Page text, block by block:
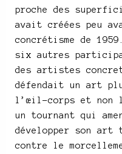
proche des
avait créées peu
concrétisme de
six autres
des artistes
défendait un art
l’œil-corps et non
un tournant qui
développer son
contre le